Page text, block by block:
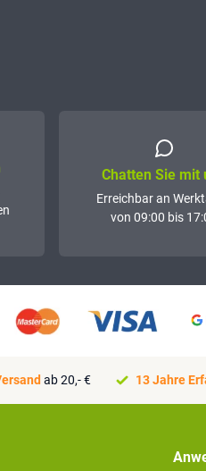
Chatten Sie mit
Erreichbar an
von 09:00 bis
ab 20,- € 13 Jahre